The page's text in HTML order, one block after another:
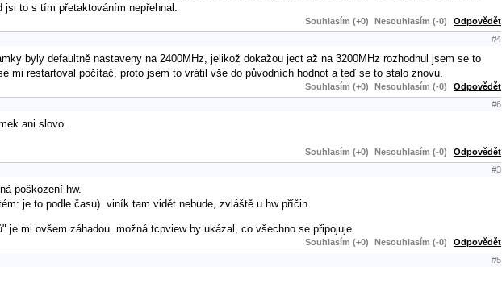
to s tím přetaktováním nepřehnal.
Souhlasím (+0) Nesouhlasím (-0) Odpovědět
#4
byly defaultně nastaveny na 2400MHz, jelikož dokažou ject až na 3200MHz rozhodnul jsem se to
mi restartoval počítač, proto jsem to vrátil vše do původních hodnot a teď se to stalo znovu.
Souhlasím (+0) Nesouhlasím (-0) Odpovědět
#6
ani slovo.
Souhlasím (+0) Nesouhlasím (-0) Odpovědět
#3
poškození hw.
je to podle času). viník tam vidět nebude, zvláště u hw příčin.
mi ovšem záhadou. možná tcpview by ukázal, co všechno se připojuje.
Souhlasím (+0) Nesouhlasím (-0) Odpovědět
#5